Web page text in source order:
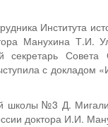
Института
Манухина Т.И.
секретарь Совета
с докладом
школы №3 Д.
доктора И.И.